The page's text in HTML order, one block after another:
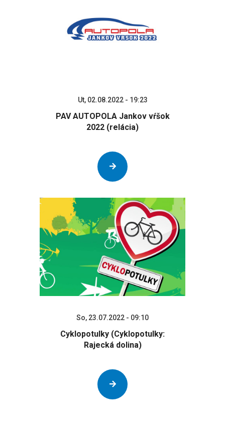
Ut, 02.08.2022 - 19:23
PAV AUTOPOLA Jankov vŕšok
2022 (relácia)
So, 23.07.2022 - 09:10
Cyklopotulky (Cyklopotulky:
Rajecká dolina)